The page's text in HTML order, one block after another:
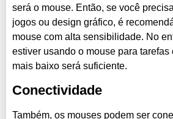
será o mouse. Então, se você
jogos ou design gráfico, é
mouse com alta sensibilidade. No
estiver usando o mouse para tarefas
mais baixo será suficiente.
Conectividade
Também, os mouses podem ser